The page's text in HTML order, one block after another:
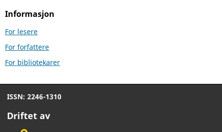
Informasjon
For lesere
For forfattere
For bibliotekarer
ISSN: 2246-1310
Driftet av